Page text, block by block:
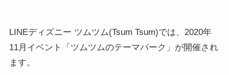
LINEディズニー ツムツム(Tsum Tsum)では、2020年
11月イベント「ツムツムのテーマパーク」が開催され
ます。